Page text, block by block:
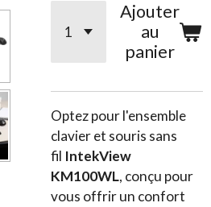
Ajouter
au
panier
Optez pour l'ensemble
clavier et souris sans
fil IntekView
KM100WL, conçu pour
vous offrir un confort